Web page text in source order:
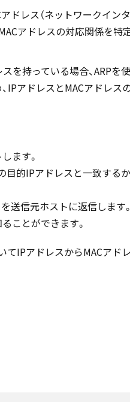
ドレス（ネットワークイン
アドレスの対応関係を
を持っている場合、ARPを
IPアドレスとMACアドレス
ます。
目的IPアドレスと一致する
送信元ホストに返信します。
ことができます。
IPアドレスからMACアド